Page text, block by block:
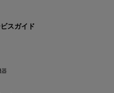
スガイド
器